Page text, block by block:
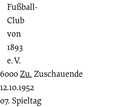
6000Zu. Zuschauende
12.10.1952
07. Spieltag